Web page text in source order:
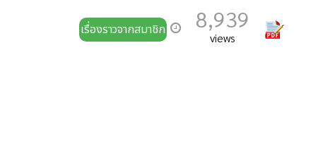
เรื่องราวจากสมาชิก 8,939
views